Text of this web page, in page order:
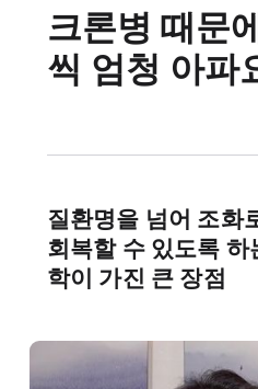
원
臨床研究
内科診療ケース
お知らせ
BMストーリー
医薬品安全性情報
BMの哲学
크론병 때문
씩 엄청 아파
질환명을 넘어 조화
회복할 수 있도록
학이 가진 큰 장점